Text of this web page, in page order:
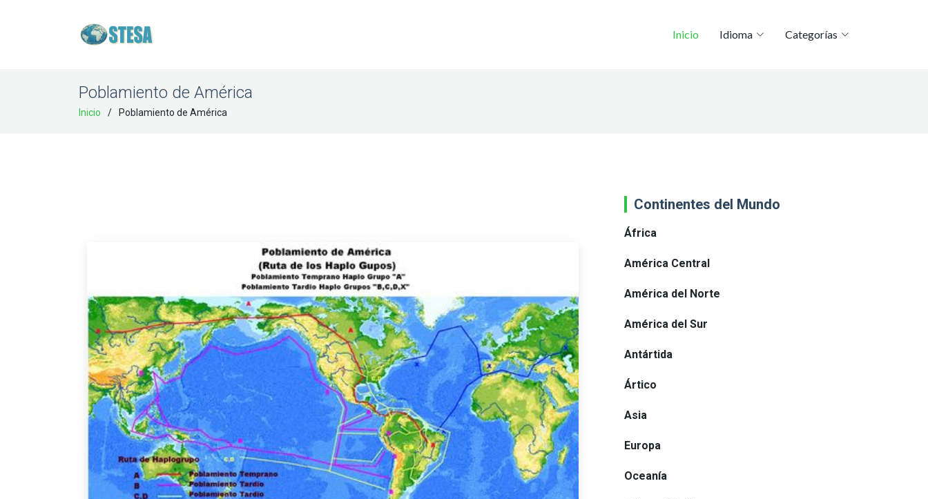
Inicio Idioma Categorías
Poblamiento de América
Inicio Poblamiento de América
Continentes del Mundo
África
América Central
América del Norte
América del Sur
Antártida
Ártico
Asia
Europa
Oceanía